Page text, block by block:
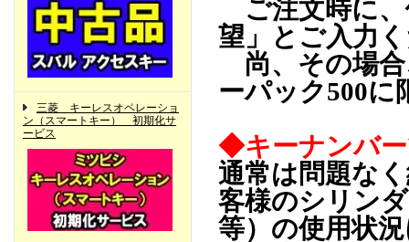
三菱 キーレスオペレーショ
ン（スマートキー） 初期化サ
ービス
ご注文時に、
望」とご入力
尚、その場合
ーパック500に
◆キーナンバ
通常は問題な
客様のシリン
等）の使用状